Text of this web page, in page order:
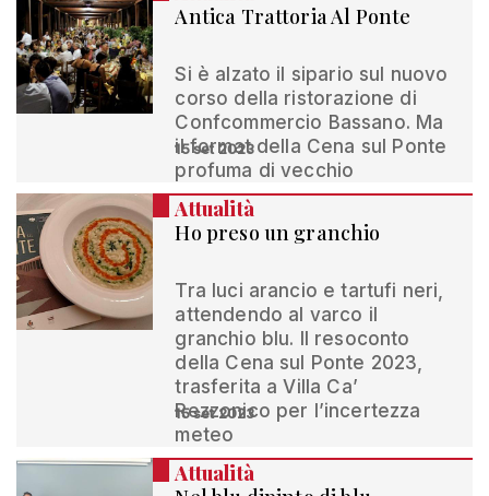
Antica Trattoria Al Ponte
Si è alzato il sipario sul nuovo
corso della ristorazione di
Confcommercio Bassano. Ma
il format della Cena sul Ponte
profuma di vecchio
15 set 2023
Attualità
Ho preso un granchio
Tra luci arancio e tartufi neri,
attendendo al varco il
granchio blu. Il resoconto
della Cena sul Ponte 2023,
trasferita a Villa Ca’
Rezzonico per l’incertezza
meteo
15 set 2023
Attualità